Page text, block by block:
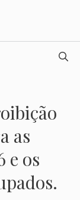
as
e os